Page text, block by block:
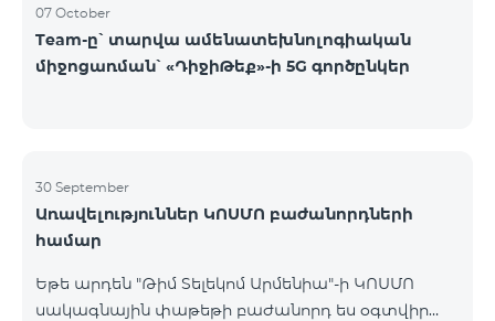
07 October
Team-ը՝ տարվա ամենատեխնոլոգիական
միջոցառման՝ «ԴիջիԹեք»-ի 5G գործընկեր
30 September
Առավելություններ ԿՈՍՄՈ բաժանորդների
համար
Եթե արդեն "Թիմ Տելեկոմ Արմենիա"-ի ԿՈՍՄՈ
սակագնային փաթեթի բաժանորդ ես օգտվիր